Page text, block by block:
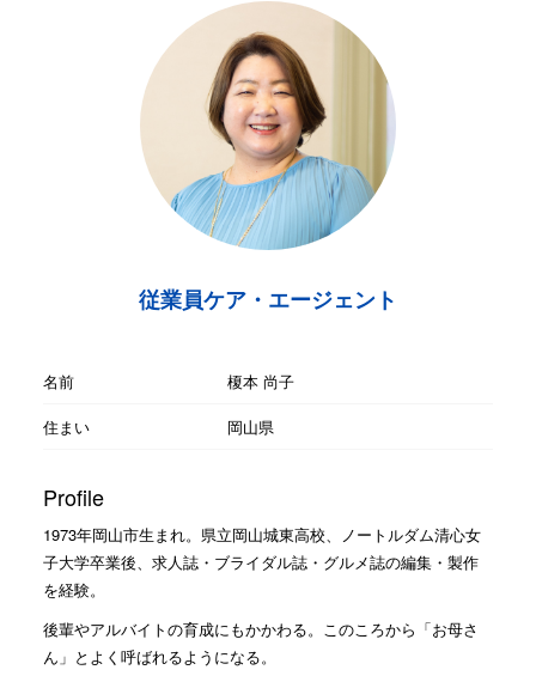
従業員ケア・エージェント
名前
榎本 尚子
住まい
岡山県
Profile
1973年岡山市生まれ。県立岡山城東高校、ノートルダム清心女
子大学卒業後、求人誌・ブライダル誌・グルメ誌の編集・製作
を経験。
後輩やアルバイトの育成にもかかわる。このころから「お母さ
ん」とよく呼ばれるようになる。